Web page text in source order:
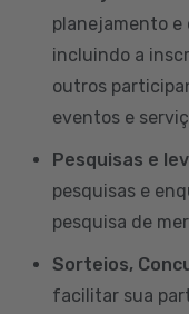
planejamento e
incluindo a
outros
eventos e
Pesquisas e
pesquisas e
pesquisa de
Sorteios,
facilitar sua